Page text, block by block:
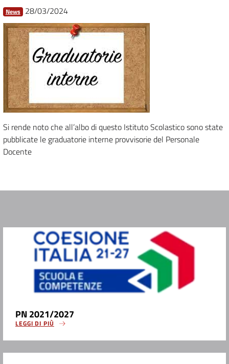
News 28/03/2024
Si rende noto che all’albo di questo Istituto Scolastico sono state
pubblicate le graduatorie interne provvisorie del Personale
Docente
PN 2021/2027
LEGGI DI PIÙ